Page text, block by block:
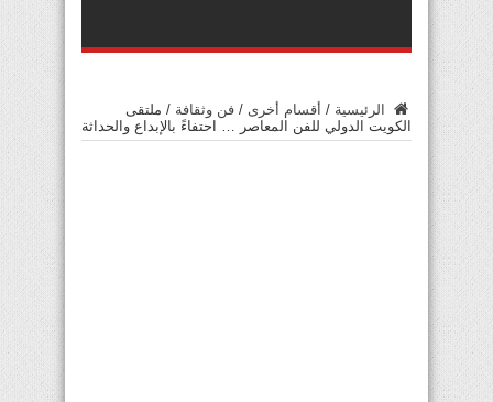
الرئيسية / أقسام أخرى / فن وثقافة / ملتقى
الكويت الدولي للفن المعاصر … احتفاءً بالإبداع والحداثة